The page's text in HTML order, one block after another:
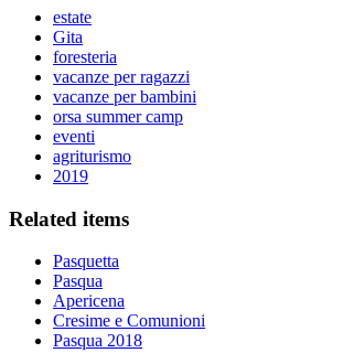
estate
Gita
foresteria
vacanze per ragazzi
vacanze per bambini
orsa summer camp
eventi
agriturismo
2019
Related items
Pasquetta
Pasqua
Apericena
Cresime e Comunioni
Pasqua 2018